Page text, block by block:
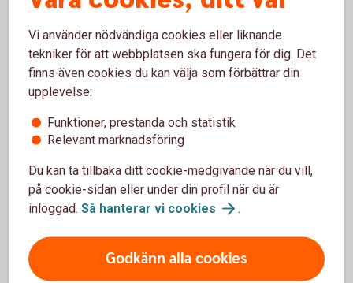
parter och registreras hos skatteverket för att
det ska vara giltigt.
Madelén Falkenhäll
Vi använder nödvändiga cookies eller liknande
tekniker för att webbplatsen ska fungera för dig. Det
finns även cookies du kan välja som förbättrar din
upplevelse:
Funktioner, prestanda och statistik
Relevant marknadsföring
Du kan ta tillbaka ditt cookie-medgivande när du vill,
på cookie-sidan eller under din profil när du är
inloggad. Så hanterar vi cookies .
Godkänn alla cookies